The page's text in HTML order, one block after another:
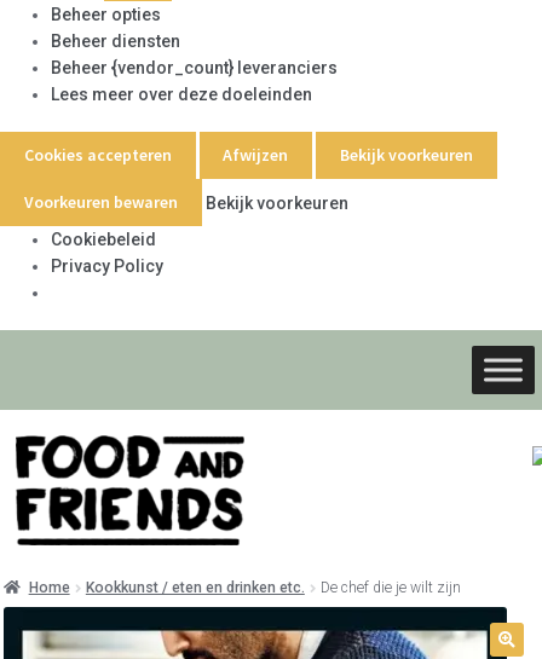
Beheer opties
Beheer diensten
Beheer {vendor_count} leveranciers
Lees meer over deze doeleinden
Cookies accepteren Afwijzen Bekijk voorkeuren
Voorkeuren bewaren
Bekijk voorkeuren
Cookiebeleid
Privacy Policy
Ga
door
naar
Ga
naar
de
Home Kookkunst / eten en drinken etc. De chef die je wilt zijn